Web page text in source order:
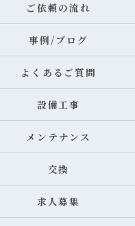
ご依頼の流れ
事例/ブログ
よくあるご質問
設備工事
メンテナンス
交換
求人募集